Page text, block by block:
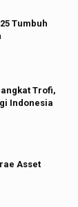
Tumbuh
Trofi,
Indonesia
Asset